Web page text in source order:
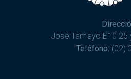
José Tamayo E10 25
Teléfono: (02)